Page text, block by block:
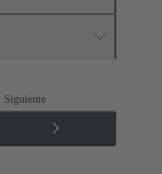
Siguiente